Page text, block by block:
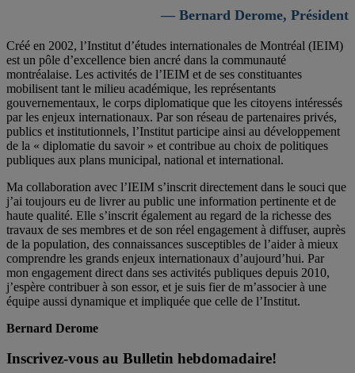
— Bernard Derome, Président
Créé en 2002, l’Institut d’études internationales de Montréal (IEIM)
est un pôle d’excellence bien ancré dans la communauté
montréalaise. Les activités de l’IEIM et de ses constituantes
mobilisent tant le milieu académique, les représentants
gouvernementaux, le corps diplomatique que les citoyens intéressés
par les enjeux internationaux. Par son réseau de partenaires privés,
publics et institutionnels, l’Institut participe ainsi au développement
de la « diplomatie du savoir » et contribue au choix de politiques
publiques aux plans municipal, national et international.
Ma collaboration avec l’IEIM s’inscrit directement dans le souci que
j’ai toujours eu de livrer au public une information pertinente et de
haute qualité. Elle s’inscrit également au regard de la richesse des
travaux de ses membres et de son réel engagement à diffuser, auprès
de la population, des connaissances susceptibles de l’aider à mieux
comprendre les grands enjeux internationaux d’aujourd’hui. Par
mon engagement direct dans ses activités publiques depuis 2010,
j’espère contribuer à son essor, et je suis fier de m’associer à une
équipe aussi dynamique et impliquée que celle de l’Institut.
Bernard Derome
Inscrivez-vous au Bulletin hebdomadaire!